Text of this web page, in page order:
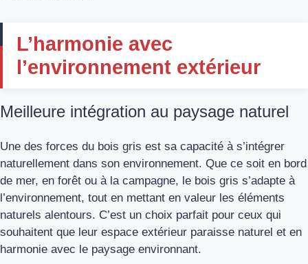
L’harmonie avec
l’environnement extérieur
Meilleure intégration au paysage naturel
Une des forces du bois gris est sa capacité à s’intégrer
naturellement dans son environnement. Que ce soit en bord
de mer, en forêt ou à la campagne, le bois gris s’adapte à
l’environnement, tout en mettant en valeur les éléments
naturels alentours. C’est un choix parfait pour ceux qui
souhaitent que leur espace extérieur paraisse naturel et en
harmonie avec le paysage environnant.